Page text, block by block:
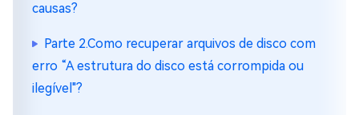
causas?
Parte 2.Como recuperar arquivos de disco com
erro “A estrutura do disco está corrompida ou
ilegível"?